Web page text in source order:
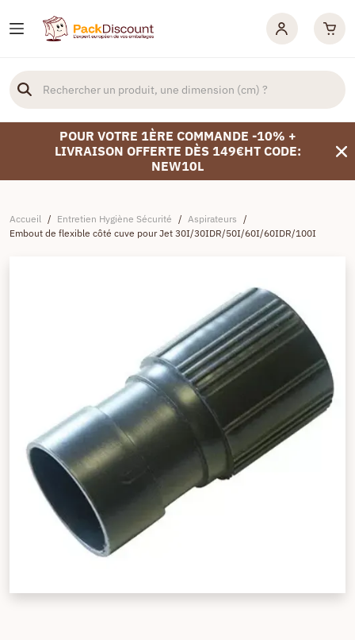
POUR VOTRE 1ÈRE COMMANDE -10% +
LIVRAISON OFFERTE DÈS 149€HT CODE:
NEW10L
Accueil / Entretien Hygiène Sécurité / Aspirateurs /
Embout de flexible côté cuve pour Jet 30I/30IDR/50I/60I/60IDR/100I